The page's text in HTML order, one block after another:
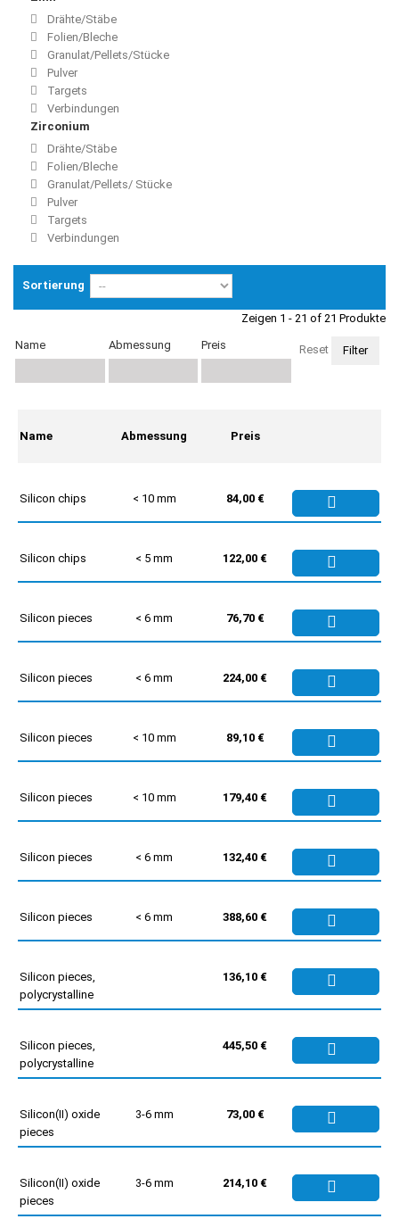
Drähte/Stäbe
Folien/Bleche
Granulat/Pellets/Stücke
Pulver
Targets
Verbindungen
Zirconium
Drähte/Stäbe
Folien/Bleche
Granulat/Pellets/ Stücke
Pulver
Targets
Verbindungen
Sortierung
Zeigen 1 - 21 of 21 Produkte
Name
Abmessung Preis Reset
Name Abmessung Preis
Silicon chips < 10 mm 84,00 €
Silicon chips < 5 mm 122,00 €
Silicon pieces < 6 mm 76,70 €
Silicon pieces < 6 mm 224,00 €
Silicon pieces < 10 mm 89,10 €
Silicon pieces < 10 mm 179,40 €
Silicon pieces < 6 mm 132,40 €
Silicon pieces < 6 mm 388,60 €
Silicon pieces,
polycrystalline
136,10 €
Silicon pieces,
polycrystalline
445,50 €
Silicon(II) oxide
pieces
3-6 mm 73,00 €
Silicon(II) oxide
pieces
3-6 mm 214,10 €